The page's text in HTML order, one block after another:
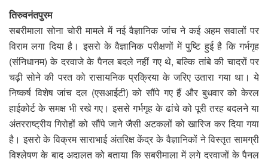
तिरुवनंतपुरम
सबरीमाला सोना चोरी मामले में नई वैज्ञानिक जांच ने कई अहम सवालों पर
विराम लगा दिया है। इसरो के वैज्ञानिक परीक्षणों में पुष्टि हुई है कि गर्भगृह
(संनिधानम) के दरवाजे के पैनल बदले नहीं गए थे, बल्कि तांबे की चादरों पर
चढ़ी सोने की परत को रासायनिक प्रक्रिया के जरिए उतारा गया था। ये
निष्कर्ष विशेष जांच दल (एसआईटी) को सौंपे गए हैं और बुधवार को केरल
हाईकोर्ट के समक्ष भी रखे गए। इससे गर्भगृह के ढांचे को पूरी तरह बदलने या
अंतरराष्ट्रीय गिरोहों को सौंपे जाने जैसी अटकलों को खारिज कर दिया गया
है। इसरो के विक्रम साराभाई अंतरिक्ष केंद्र के वैज्ञानिकों ने विस्तृत सामग्री
विश्लेषण के बाद अदालत को बताया कि सबरीमाला में लगे दरवाजों के पैनल